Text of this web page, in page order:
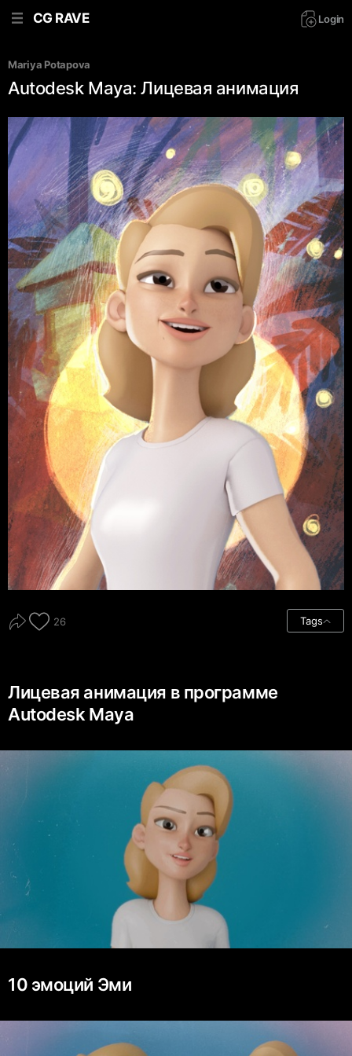
CG RAVE Login
Mariya Potapova
Autodesk Maya: Лицевая анимация
26 Tags
Лицевая анимация в программе
Autodesk Maya
10 эмоций Эми